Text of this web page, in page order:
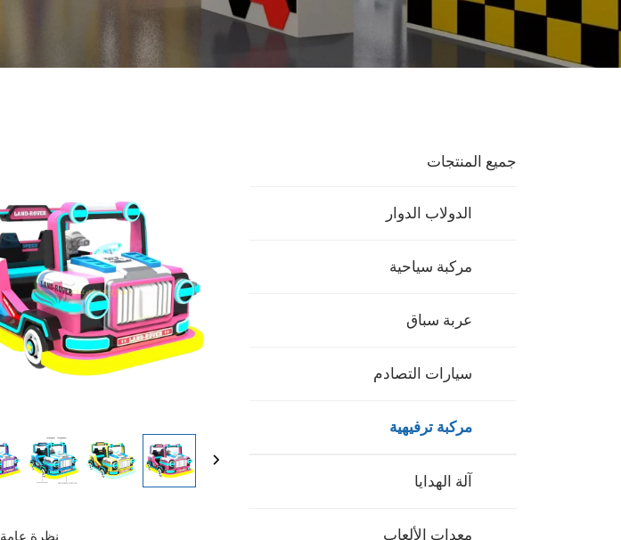
جميع المنتجات
الدولاب الدوار
مركبة سياحية
عربة سباق
سيارات التصادم
مركبة ترفيهية
آلة الهدايا
معدات الألعاب نظرة عامة